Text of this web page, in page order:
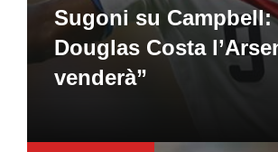
Sugoni su Campbell:
Douglas Costa
venderà”